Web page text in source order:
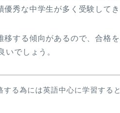
秀な中学生が多く受験してき
する傾向があるので、合格
いでしょう。
する為には英語中心に学習する